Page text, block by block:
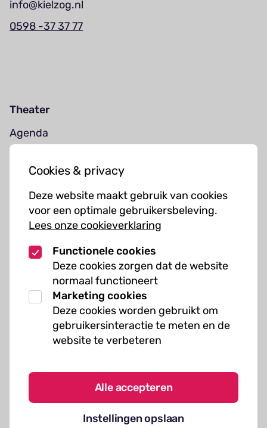
Cookies & privacy
Deze website maakt gebruik van cookies
voor een optimale gebruikersbeleving.
Lees onze cookieverklaring
Functionele cookies
Deze cookies zorgen dat de website
normaal functioneert
Marketing cookies
Deze cookies worden gebruikt om
gebruikersinteractie te meten en de
website te verbeteren
Alle accepteren
Instellingen opslaan
info@kielzog.nl
0598 -37 37 77
Theater
Agenda
Muziekcursussen
Kunst cursussen
Over ons
Organisatie
Werken bij Kielzog
Veelgestelde vragen
Algemene voorwaarden